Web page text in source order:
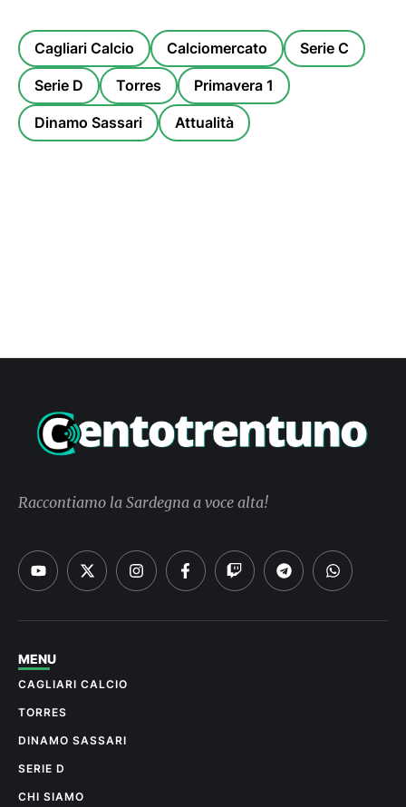
Cagliari Calcio Calciomercato Serie C
Serie D Torres Primavera 1
Dinamo Sassari Attualità
Raccontiamo la Sardegna a voce alta!
MENU
CAGLIARI CALCIO
TORRES
DINAMO SASSARI
SERIE D
CHI SIAMO